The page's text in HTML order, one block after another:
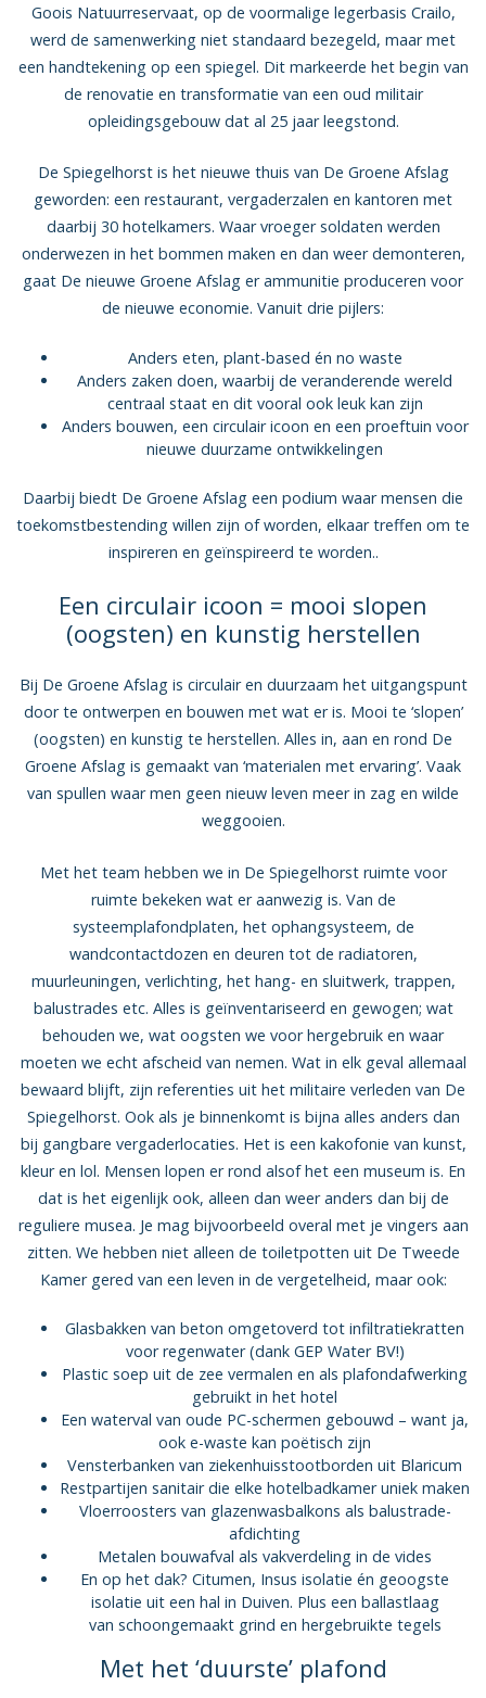
Goois Natuurreservaat, op de voormalige legerbasis Crailo,
werd de samenwerking niet standaard bezegeld, maar met
een handtekening op een spiegel. Dit markeerde het begin van
de renovatie en transformatie van een oud militair
opleidingsgebouw dat al 25 jaar leegstond.
De Spiegelhorst is het nieuwe thuis van De Groene Afslag
geworden: een restaurant, vergaderzalen en kantoren met
daarbij 30 hotelkamers. Waar vroeger soldaten werden
onderwezen in het bommen maken en dan weer demonteren,
gaat De nieuwe Groene Afslag er ammunitie produceren voor
de nieuwe economie. Vanuit drie pijlers:
Anders eten, plant-based én no waste
Anders zaken doen, waarbij de veranderende wereld
centraal staat en dit vooral ook leuk kan zijn
Anders bouwen, een circulair icoon en een proeftuin voor
nieuwe duurzame ontwikkelingen
Daarbij biedt De Groene Afslag een podium waar mensen die
toekomstbestending willen zijn of worden, elkaar treffen om te
inspireren en geïnspireerd te worden..
Een circulair icoon = mooi slopen
(oogsten) en kunstig herstellen
Bij De Groene Afslag is circulair en duurzaam het uitgangspunt
door te ontwerpen en bouwen met wat er is. Mooi te ‘slopen’
(oogsten) en kunstig te herstellen. Alles in, aan en rond De
Groene Afslag is gemaakt van ‘materialen met ervaring’. Vaak
van spullen waar men geen nieuw leven meer in zag en wilde
weggooien.
Met het team hebben we in De Spiegelhorst ruimte voor
ruimte bekeken wat er aanwezig is. Van de
systeemplafondplaten, het ophangsysteem, de
wandcontactdozen en deuren tot de radiatoren,
muurleuningen, verlichting, het hang- en sluitwerk, trappen,
balustrades etc. Alles is geïnventariseerd en gewogen; wat
behouden we, wat oogsten we voor hergebruik en waar
moeten we echt afscheid van nemen. Wat in elk geval allemaal
bewaard blijft, zijn referenties uit het militaire verleden van De
Spiegelhorst. Ook als je binnenkomt is bijna alles anders dan
bij gangbare vergaderlocaties. Het is een kakofonie van kunst,
kleur en lol. Mensen lopen er rond alsof het een museum is. En
dat is het eigenlijk ook, alleen dan weer anders dan bij de
reguliere musea. Je mag bijvoorbeeld overal met je vingers aan
zitten. We hebben niet alleen de toiletpotten uit De Tweede
Kamer gered van een leven in de vergetelheid, maar ook:
Glasbakken van beton omgetoverd tot infiltratiekratten
voor regenwater (dank GEP Water BV!)
Plastic soep uit de zee vermalen en als plafondafwerking
gebruikt in het hotel
Een waterval van oude PC-schermen gebouwd – want ja,
ook e-waste kan poëtisch zijn
Vensterbanken van ziekenhuisstootborden uit Blaricum
Restpartijen sanitair die elke hotelbadkamer uniek maken
Vloerroosters van glazenwasbalkons als balustrade-
afdichting
Metalen bouwafval als vakverdeling in de vides
En op het dak? Citumen, Insus isolatie én geoogste
isolatie uit een hal in Duiven. Plus een ballastlaag
van schoongemaakt grind en hergebruikte tegels
Met het ‘duurste’ plafond